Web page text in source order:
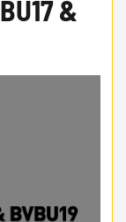
&